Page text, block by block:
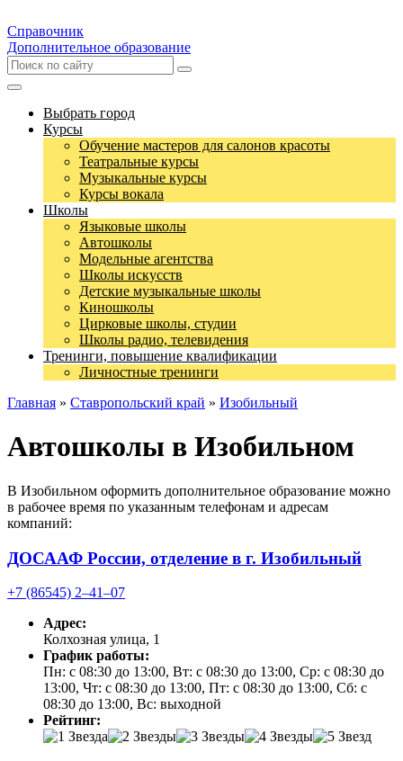
Справочник
Дополнительное образование
Выбрать город
Курсы
Обучение мастеров для салонов красоты
Театральные курсы
Музыкальные курсы
Курсы вокала
Школы
Языковые школы
Автошколы
Модельные агентства
Школы искусств
Детские музыкальные школы
Киношколы
Цирковые школы, студии
Школы радио, телевидения
Тренинги, повышение квалификации
Личностные тренинги
Главная » Ставропольский край » Изобильный
Автошколы в Изобильном
В Изобильном оформить дополнительное образование можно
в рабочее время по указанным телефонам и адресам
компаний:
ДОСААФ России, отделение в г. Изобильный
+7 (86545) 2‒41‒07
Адрес:
Колхозная улица, 1
График работы:
Пн: с 08:30 до 13:00, Вт: с 08:30 до 13:00, Ср: с 08:30 до
13:00, Чт: с 08:30 до 13:00, Пт: с 08:30 до 13:00, Сб: с
08:30 до 13:00, Вс: выходной
Рейтинг: